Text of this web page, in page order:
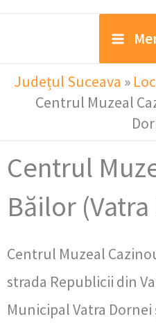
Județul Suceava »
Centrul Muzeal
Centrul
Băilor
Centrul Muzeal
strada Republicii din
Municipal Vatra Dornei